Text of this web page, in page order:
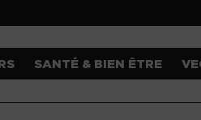
SANTÉ & BIEN ÊTRE